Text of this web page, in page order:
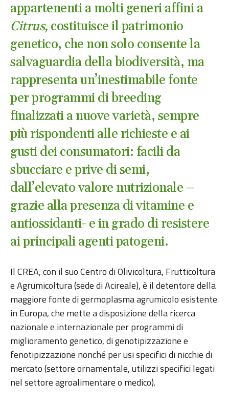
appartenenti a molti generi affini a
Citrus, costituisce il patrimonio
genetico, che non solo consente la
salvaguardia della biodiversità, ma
rappresenta un’inestimabile fonte
per programmi di breeding
finalizzati a nuove varietà, sempre
più rispondenti alle richieste e ai
gusti dei consumatori: facili da
sbucciare e prive di semi,
dall’elevato valore nutrizionale –
grazie alla presenza di vitamine e
antiossidanti- e in grado di resistere
ai principali agenti patogeni.
Il CREA, con il suo Centro di Olivicoltura, Frutticoltura
e Agrumicoltura (sede di Acireale), è il detentore della
maggiore fonte di germoplasma agrumicolo esistente
in Europa, che mette a disposizione della ricerca
nazionale e internazionale per programmi di
miglioramento genetico, di genotipizzazione e
fenotipizzazione nonché per usi specifici di nicchie di
mercato (settore ornamentale, utilizzi specifici legati
nel settore agroalimentare o medico).